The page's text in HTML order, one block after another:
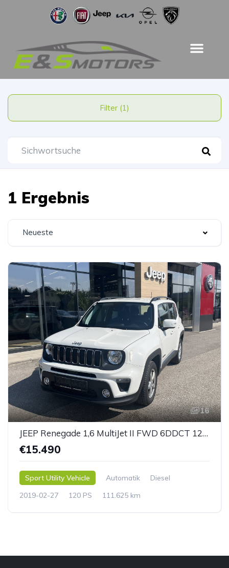
Filter (1)
1 Ergebnis
Neueste
16
JEEP Renegade 1,6 MultiJet II FWD 6DDCT 120 Longitude
€15.490
Sport Utility Vehicle Automatik
Diesel
2019-02-27
120 PS 111.625 km